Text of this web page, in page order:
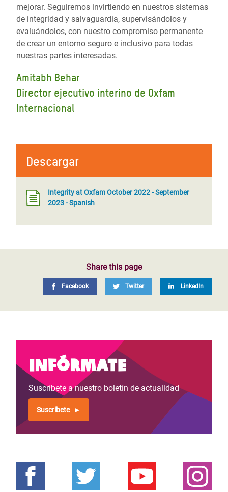
mejorar. Seguiremos invirtiendo en nuestros sistemas
de integridad y salvaguardia, supervisándolos y
evaluándolos, con nuestro compromiso permanente
de crear un entorno seguro e inclusivo para todas
nuestras partes interesadas.
Amitabh Behar
Director ejecutivo interino de Oxfam
Internacional
Descargar
Integrity at Oxfam October 2022 - September
2023 - Spanish
Share this page
Facebook Twitter LinkedIn
Infórmate
Suscríbete a nuestro boletín de actualidad
Suscríbete